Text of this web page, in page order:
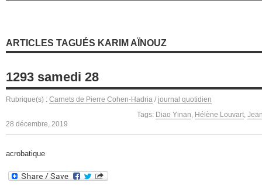
ARTICLES TAGUÉS KARIM AÏNOUZ
1293 samedi 28
Rubrique(s) : Carnets de Pierre Cohen-Hadria / journal quotidien
Tags: Diao Yinan, Hélène Louvart,
28 décembre, 2019
acrobatique